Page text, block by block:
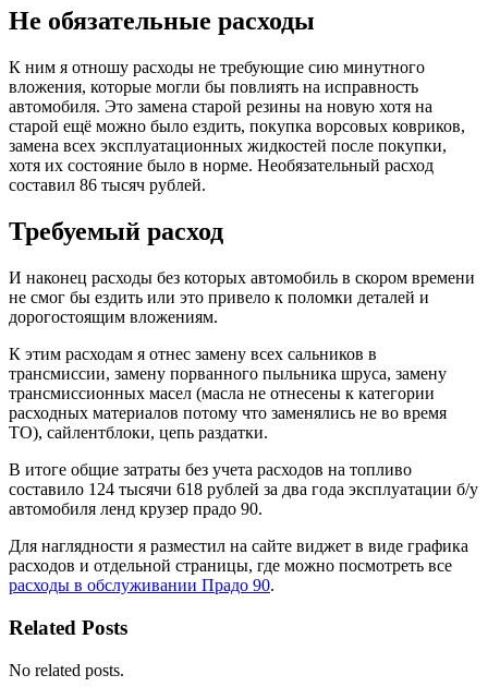
Не обязательные расходы
К ним я отношу расходы не требующие сию минутного
вложения, которые могли бы повлиять на исправность
автомобиля. Это замена старой резины на новую хотя на
старой ещё можно было ездить, покупка ворсовых ковриков,
замена всех эксплуатационных жидкостей после покупки,
хотя их состояние было в норме. Необязательный расход
составил 86 тысяч рублей.
Требуемый расход
И наконец расходы без которых автомобиль в скором времени
не смог бы ездить или это привело к поломки деталей и
дорогостоящим вложениям.
К этим расходам я отнес замену всех сальников в
трансмиссии, замену порванного пыльника шруса, замену
трансмиссионных масел (масла не отнесены к категории
расходных материалов потому что заменялись не во время
ТО), сайлентблоки, цепь раздатки.
В итоге общие затраты без учета расходов на топливо
составило 124 тысячи 618 рублей за два года эксплуатации б/у
автомобиля ленд крузер прадо 90.
Для наглядности я разместил на сайте виджет в виде графика
расходов и отдельной страницы, где можно посмотреть все
расходы в обслуживании Прадо 90.
Related Posts
No related posts.